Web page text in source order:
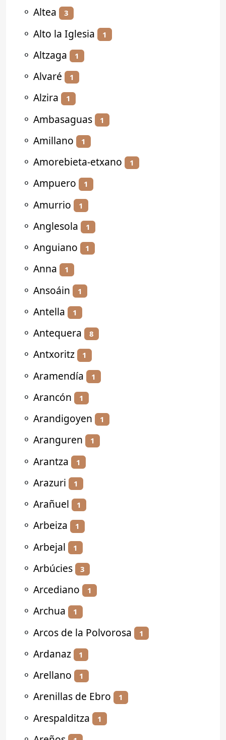
⚬ Altea 3
⚬ Alto la Iglesia 1
⚬ Altzaga 1
⚬ Alvaré 1
⚬ Alzira 1
⚬ Ambasaguas 1
⚬ Amillano 1
⚬ Amorebieta-etxano 1
⚬ Ampuero 1
⚬ Amurrio 1
⚬ Anglesola 1
⚬ Anguiano 1
⚬ Anna 1
⚬ Ansoáin 1
⚬ Antella 1
⚬ Antequera 8
⚬ Antxoritz 1
⚬ Aramendía 1
⚬ Arancón 1
⚬ Arandigoyen 1
⚬ Aranguren 1
⚬ Arantza 1
⚬ Arazuri 1
⚬ Arañuel 1
⚬ Arbeiza 1
⚬ Arbejal 1
⚬ Arbúcies 3
⚬ Arcediano 1
⚬ Archua 1
⚬ Arcos de la Polvorosa 1
⚬ Ardanaz 1
⚬ Arellano 1
⚬ Arenillas de Ebro 1
⚬ Arespalditza 1